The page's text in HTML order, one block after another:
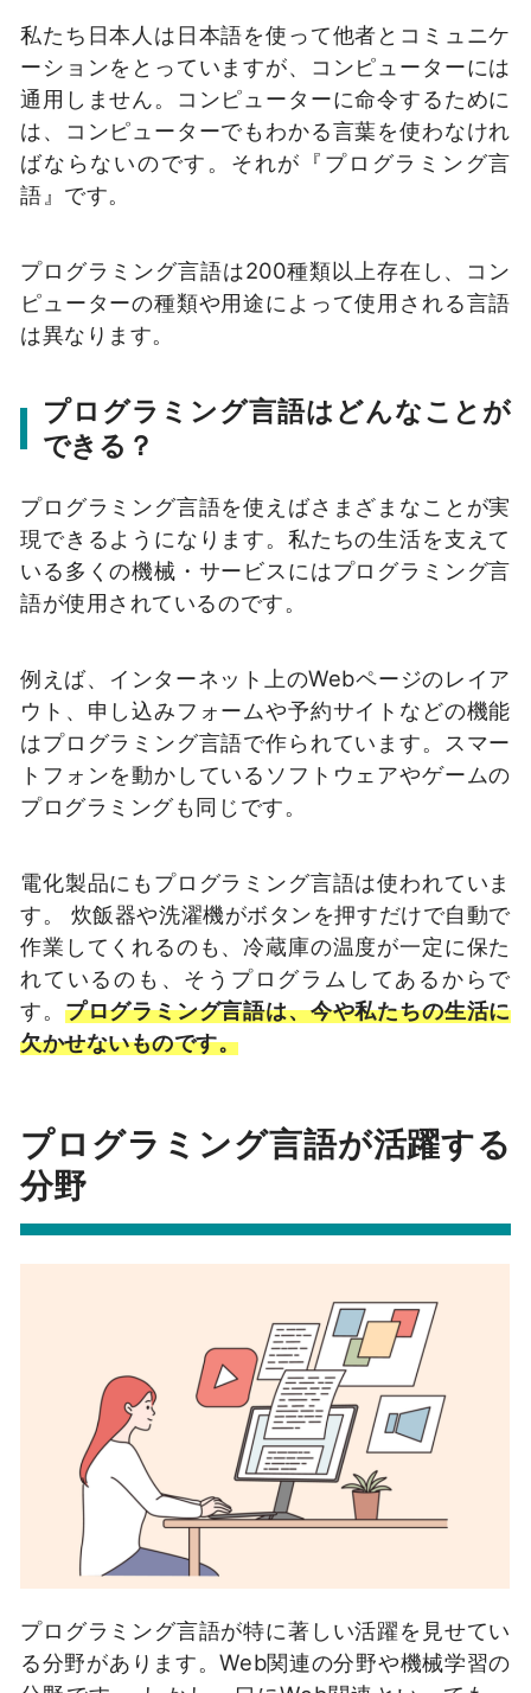
私たち日本人は日本語を使って他者とコミュニケ
ーションをとっていますが、コンピューターには
通用しません。コンピューターに命令するために
は、コンピューターでもわかる言葉を使わなけれ
ばならないのです。それが『プログラミング言
語』です。
プログラミング言語は200種類以上存在し、コン
ピューターの種類や用途によって使用される言語
は異なります。
プログラミング言語はどんなことが
できる？
プログラミング言語を使えばさまざまなことが実
現できるようになります。私たちの生活を支えて
いる多くの機械・サービスにはプログラミング言
語が使用されているのです。
例えば、インターネット上のWebページのレイア
ウト、申し込みフォームや予約サイトなどの機能
はプログラミング言語で作られています。スマー
トフォンを動かしているソフトウェアやゲームの
プログラミングも同じです。
電化製品にもプログラミング言語は使われていま
す。 炊飯器や洗濯機がボタンを押すだけで自動で
作業してくれるのも、冷蔵庫の温度が一定に保た
れているのも、そうプログラムしてあるからで
す。 プログラミング言語は、今や私たちの生活に
欠かせないものです。
プログラミング言語が活躍する
分野
プログラミング言語が特に著しい活躍を見せてい
る分野があります。Web関連の分野や機械学習の